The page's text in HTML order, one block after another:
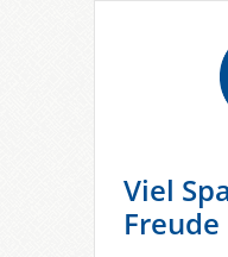
Viel
Freude